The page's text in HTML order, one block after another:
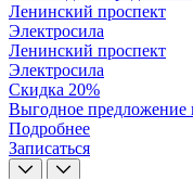
Ленинский проспект
Электросила
Ленинский проспект
Электросила
Скидка 20%
Выгодное предложение
Подробнее
Записаться